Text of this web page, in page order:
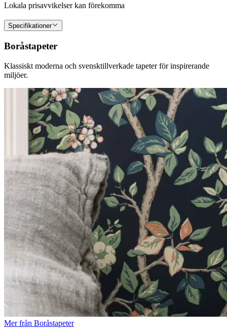
Lokala prisavvikelser kan förekomma
Specifikationer
Boråstapeter
Klassiskt moderna och svensktillverkade tapeter för inspirerande
miljöer.
Mer från Boråstapeter